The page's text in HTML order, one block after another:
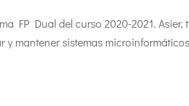
FP Dual del curso 2020-2021. Asier,
y mantener sistemas microinformáticos